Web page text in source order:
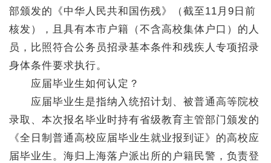
部颁发的《中华人民共和国伤残》（截至11月9日前
核发），且具有本市户籍（不含高校集体户口）的人
员，比照符合公务员招录基本条件和残疾人专项招录
身体条件要求执行。
应届毕业生如何认定？
应届毕业生是指纳入统招计划、被普通高等院校
录取、本次报名毕业时持有省级教育主管部门颁发的
《全日制普通高校应届毕业生就业报到证》的高校应
届毕业生。海归上海落户派出所的户籍民警，负责登